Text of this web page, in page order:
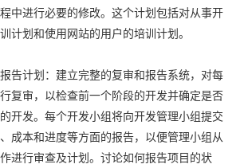
中进行必要的修改。这个计划包括对从事开
计划和使用网站的用户的培训计划。
告计划：建立完整的复审和报告系统，对每
复审，以检查前一个阶段的开发并确定是否
开发。每个开发小组将向开发管理小组提交
成本和进度等方面的报告，以便管理小组从
进行审查及计划。讨论如何报告项目的状